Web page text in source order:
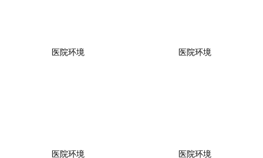
医院环境 医院环境
医院环境 医院环境